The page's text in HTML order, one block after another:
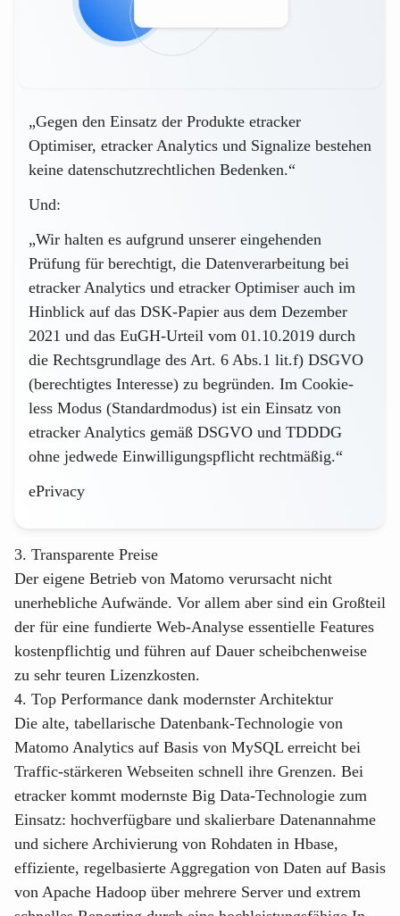
„Gegen den Einsatz der Produkte etracker
Optimiser, etracker Analytics und Signalize bestehen
keine datenschutzrechtlichen Bedenken.“
Und:
„Wir halten es aufgrund unserer eingehenden
Prüfung für berechtigt, die Datenverarbeitung bei
etracker Analytics und etracker Optimiser auch im
Hinblick auf das DSK-Papier aus dem Dezember
2021 und das EuGH-Urteil vom 01.10.2019 durch
die Rechtsgrundlage des Art. 6 Abs.1 lit.f) DSGVO
(berechtigtes Interesse) zu begründen. Im Cookie-
less Modus (Standardmodus) ist ein Einsatz von
etracker Analytics gemäß DSGVO und TDDDG
ohne jedwede Einwilligungspflicht rechtmäßig.“
ePrivacy
3. Transparente Preise
Der eigene Betrieb von Matomo verursacht nicht
unerhebliche Aufwände. Vor allem aber sind ein Großteil
der für eine fundierte Web-Analyse essentielle Features
kostenpflichtig und führen auf Dauer scheibchenweise
zu sehr teuren Lizenzkosten.
4. Top Performance dank modernster Architektur
Die alte, tabellarische Datenbank-Technologie von
Matomo Analytics auf Basis von MySQL erreicht bei
Traffic-stärkeren Webseiten schnell ihre Grenzen. Bei
etracker kommt modernste Big Data-Technologie zum
Einsatz: hochverfügbare und skalierbare Datenannahme
und sichere Archivierung von Rohdaten in Hbase,
effiziente, regelbasierte Aggregation von Daten auf Basis
von Apache Hadoop über mehrere Server und extrem